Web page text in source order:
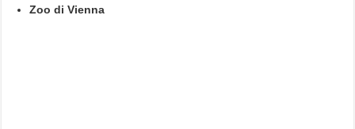
Zoo di Vienna